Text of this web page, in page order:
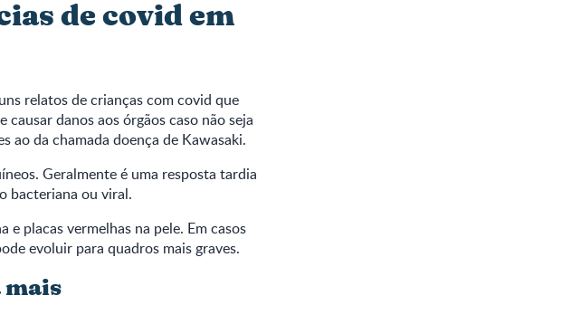
de covid em
relatos de crianças com covid que
danos aos órgãos caso não seja
ao da chamada doença de Kawasaki.
Geralmente é uma resposta tardia
bacteriana ou viral.
placas vermelhas na pele. Em casos
evoluir para quadros mais graves.
mais